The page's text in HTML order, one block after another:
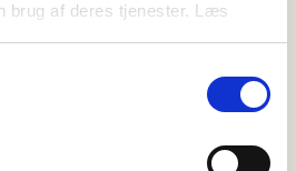
brug af deres tjenester. Læs